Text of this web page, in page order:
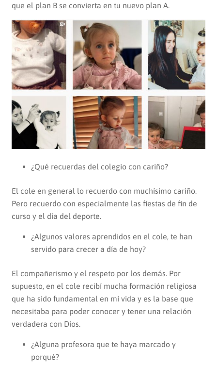
que el plan B se convierta en tu nuevo plan A.
¿Qué recuerdas del colegio con cariño?
El cole en general lo recuerdo con muchísimo cariño.
Pero recuerdo con especialmente las fiestas de fin de
curso y el día del deporte.
¿Algunos valores aprendidos en el cole, te han
servido para crecer a día de hoy?
El compañerismo y el respeto por los demás. Por
supuesto, en el cole recibí mucha formación religiosa
que ha sido fundamental en mi vida y es la base que
necesitaba para poder conocer y tener una relación
verdadera con Dios.
¿Alguna profesora que te haya marcado y
porqué?